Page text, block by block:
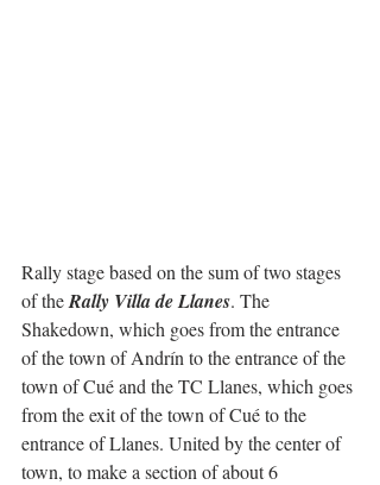
Rally stage based on the sum of two stages
of the Rally Villa de Llanes. The
Shakedown, which goes from the entrance
of the town of Andrín to the entrance of the
town of Cué and the TC Llanes, which goes
from the exit of the town of Cué to the
entrance of Llanes. United by the center of
town, to make a section of about 6